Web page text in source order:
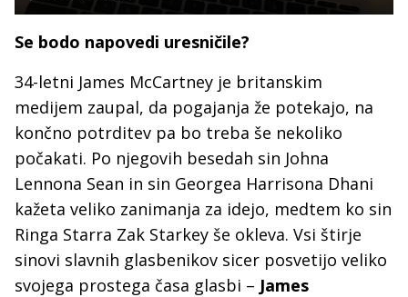
Se bodo napovedi uresničile?
34-letni James McCartney je britanskim
medijem zaupal, da pogajanja že potekajo, na
končno potrditev pa bo treba še nekoliko
počakati. Po njegovih besedah sin Johna
Lennona Sean in sin Georgea Harrisona Dhani
kažeta veliko zanimanja za idejo, medtem ko sin
Ringa Starra Zak Starkey še okleva. Vsi štirje
sinovi slavnih glasbenikov sicer posvetijo veliko
svojega prostega časa glasbi – James